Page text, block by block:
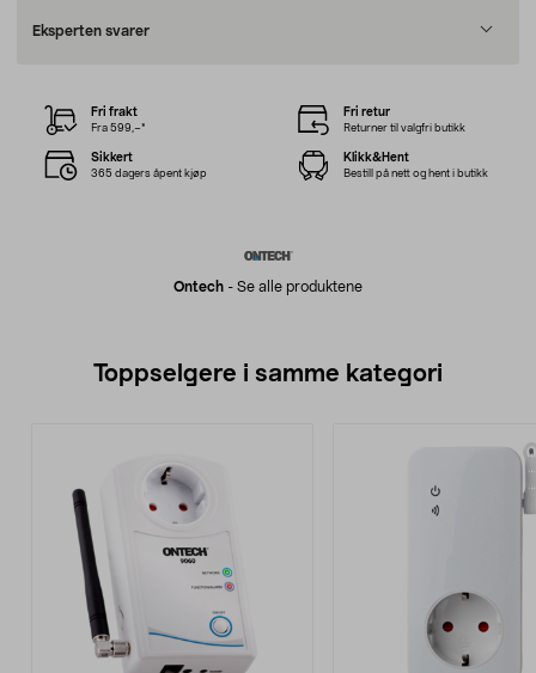
Eksperten svarer
Ontech - Se alle produktene
Fri frakt
Fra 599,–*
Fri retur
Returner til valgfri butikk
Sikkert
365 dagers åpent kjøp
Klikk&Hent
Bestill på nett og hent i butikk
Toppselgere i samme kategori